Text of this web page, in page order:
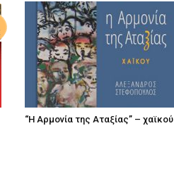
“Η Αρμονία της Αταξίας” – χαϊκού